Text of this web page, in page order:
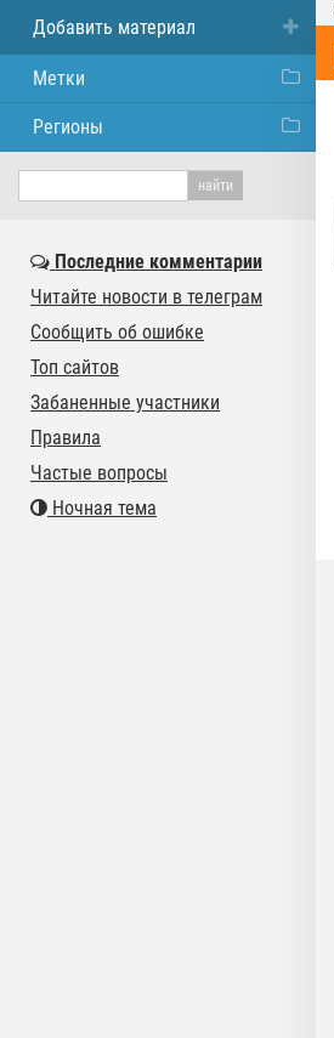
Добавить материал
Метки
Регионы
Последние комментарии
Читайте новости в телеграм
Сообщить об ошибке
Топ сайтов
Забаненные участники
Правила
Частые вопросы
Ночная тема